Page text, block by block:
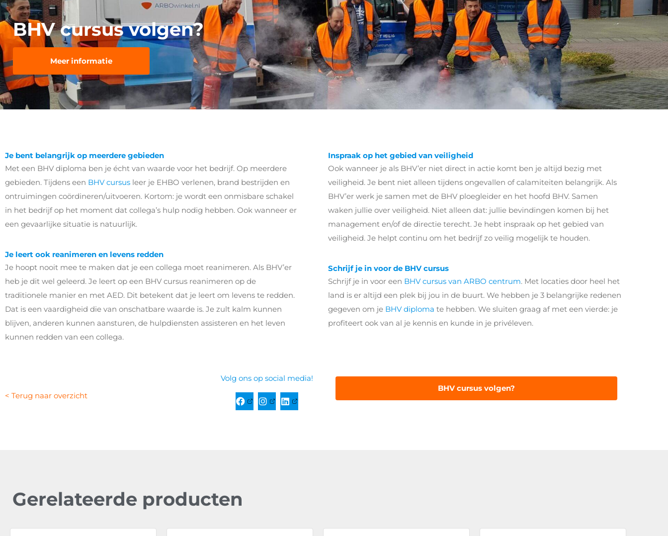
BHV cursus volgen?
Meer informatie
Je bent belangrijk op meerdere gebieden
Met een BHV diploma ben je écht van waarde voor het bedrijf. Op meerdere
gebieden. Tijdens een BHV cursus leer je EHBO verlenen, brand bestrijden en
ontruimingen coördineren/uitvoeren. Kortom: je wordt een onmisbare schakel
in het bedrijf op het moment dat collega’s hulp nodig hebben. Ook wanneer er
een gevaarlijke situatie is natuurlijk.
Je leert ook reanimeren en levens redden
Je hoopt nooit mee te maken dat je een collega moet reanimeren. Als BHV’er
heb je dit wel geleerd. Je leert op een BHV cursus reanimeren op de
traditionele manier en met AED. Dit betekent dat je leert om levens te redden.
Dat is een vaardigheid die van onschatbare waarde is. Je zult kalm kunnen
blijven, anderen kunnen aansturen, de hulpdiensten assisteren en het leven
kunnen redden van een collega.
Inspraak op het gebied van veiligheid
Ook wanneer je als BHV’er niet direct in actie komt ben je altijd bezig met
veiligheid. Je bent niet alleen tijdens ongevallen of calamiteiten belangrijk. Als
BHV’er werk je samen met de BHV ploegleider en het hoofd BHV. Samen
waken jullie over veiligheid. Niet alleen dat: jullie bevindingen komen bij het
management en/of de directie terecht. Je hebt inspraak op het gebied van
veiligheid. Je helpt continu om het bedrijf zo veilig mogelijk te houden.
Schrijf je in voor de BHV cursus
Schrijf je in voor een BHV cursus van ARBO centrum. Met locaties door heel het
land is er altijd een plek bij jou in de buurt. We hebben je 3 belangrijke redenen
gegeven om je BHV diploma te hebben. We sluiten graag af met een vierde: je
profiteert ook van al je kennis en kunde in je privéleven.
< Terug naar overzicht
Volg ons op social media!
BHV cursus volgen?
Gerelateerde producten